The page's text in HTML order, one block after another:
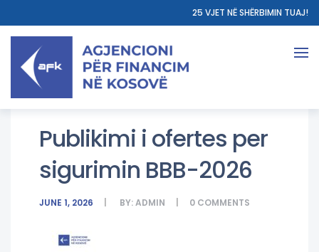
25 VJET NË SHËRBIMIN TUAJ!
Publikimi i ofertes per
sigurimin BBB-2026
JUNE 1, 2026 BY:ADMIN 0 COMMENTS